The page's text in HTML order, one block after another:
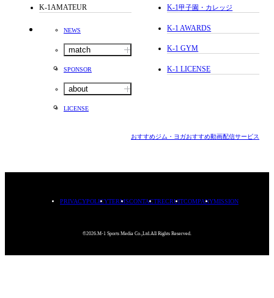
K-1AMATEUR
NEWS
match
SPONSOR
about
LICENSE
K-1甲子園・カレッジ
K-1 AWARDS
K-1 GYM
K-1 LICENSE
おすすめジム・ヨガおすすめ動画配信サービス
PRIVACYPOLICYTERMSCONTACTRECRUITCOMPANYMISSION
©2026.M-1 Sports Media Co.,Ltd.All Rights Reserved.